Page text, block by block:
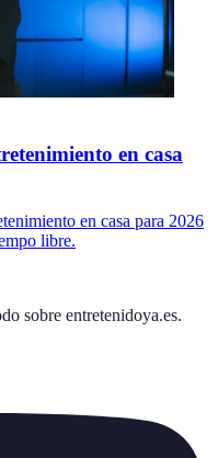
en casa
en casa para 2026
libre.
sobre entretenidoya.es.